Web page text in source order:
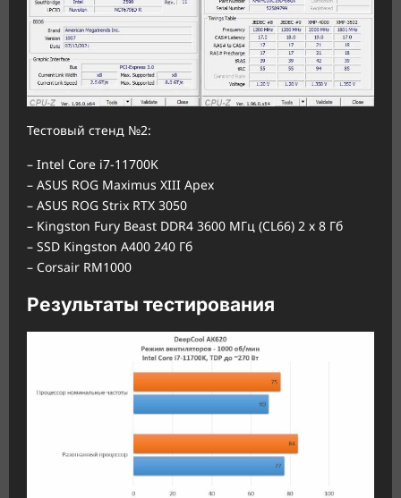
Тестовый стенд №2:
– Intel Core i7-11700K
– ASUS ROG Maximus XIII Apex
– ASUS ROG Strix RTX 3050
– Kingston Fury Beast DDR4 3600 МГц (CL66) 2 х 8 Гб
– SSD Kingston A400 240 Гб
– Corsair RM1000
Результаты тестирования